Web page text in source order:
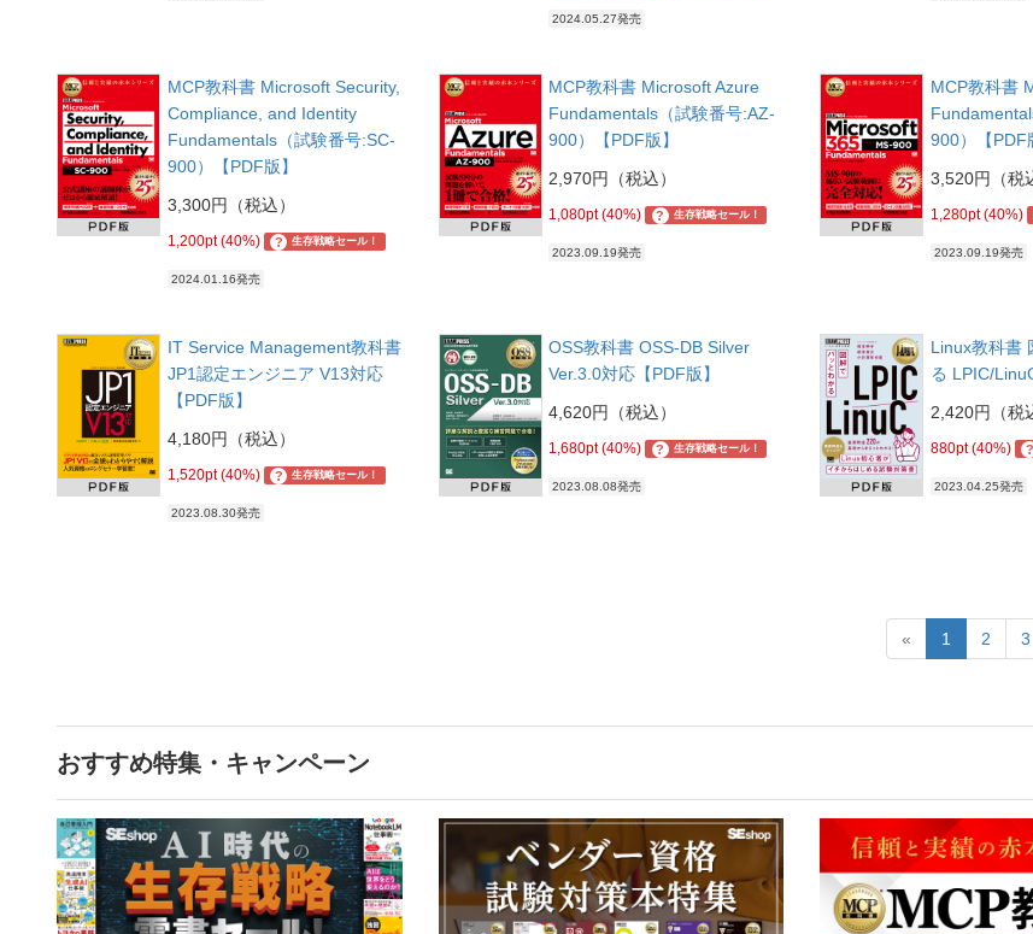
2024.05.27発売
MCP教科書 Microsoft Security,
Compliance, and Identity
Fundamentals（試験番号:SC-
900）【PDF版】
3,300円（税込）
1,200pt (40%) ? 生存戦略セール！
2024.01.16発売
MCP教科書 Microsoft Azure
Fundamentals（試験番号:AZ-
900）【PDF版】
2,970円（税込）
1,080pt (40%) ? 生存戦略セール！
2023.09.19発売
MCP教科書
900）【PDF
3,520円（税
1,280pt (40%)
2023.09.19発売
IT Service Management教科書
JP1認定エンジニア V13対応
【PDF版】
4,180円（税込）
1,520pt (40%) ? 生存戦略セール！
2023.08.30発売
OSS教科書 OSS-DB Silver
Ver.3.0対応【PDF版】
4,620円（税込）
1,680pt (40%) ? 生存戦略セール！
2023.08.08発売
Linux教科書
る LPIC/
2,420円（税
880pt (40%) ?
2023.04.25発売
« 1 2 3
おすすめ特集・キャンペーン